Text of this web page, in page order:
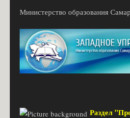
Министерство образования
Раздел